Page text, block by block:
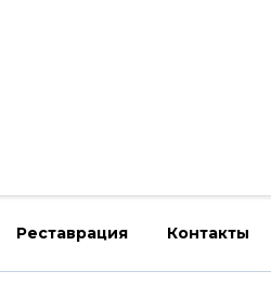
Реставрация Контакты